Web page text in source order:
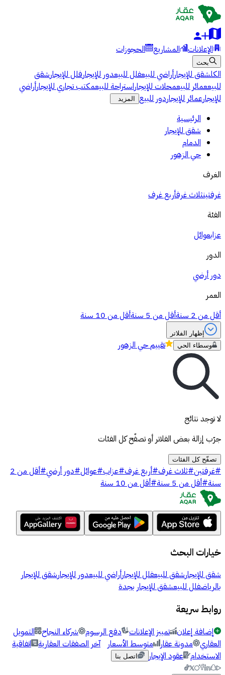
الإعلانات المشاريع الحجوزات
بحث
الكلشقق للإيجارأراضي للبيعفلل للبيعدور للإيجارفلل للإيجارشقق
للبيععمائر للبيعمحلات للإيجاراستراحة للبيعمكتب تجاري للإيجارأراضي
للإيجارعمائر للإيجاردور للبيع المزيد
الرئيسية
شقق للإيجار
الدمام
حي الزهور
الغرف
غرفتينثلاث غرفأربع غرف
الفئة
عزابعوائل
الدور
دور أرضي
العمر
أقل من 2 سنة
أقل من 5 سنة أقل من 10 سنة
إظهار الفلاتر
وسطاء الحي
تقييمحي الزهور
لا توجد نتائج
جرّب إزالة بعض الفلاتر أو تصفّح كل الفئات
تصفّح كل الفئات
#غرفتين#ثلاث غرف#أربع غرف#عزاب#عوائل#دور أرضي#
أقل من 2
سنة#أقل من 5 سنة #أقل من 10 سنة
خيارات البحث
شقق للإيجارشقق للبيعفلل للإيجارأراضي للبيعدور للإيجارشقق للإيجار
بالرياضفلل للبيعشقق للإيجار بجدة
روابط سريعة
إضافة إعلان تمييز الإعلانات دفع الرسوم شركاء النجاح التمويل
العقاري مدونة عقار متوسط الأسعار آخر الصفقات العقارية اتفاقية
الاستخدام عقود الإيجار اتصل بنا